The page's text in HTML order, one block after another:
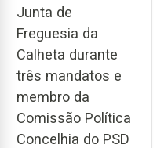
Junta de
Freguesia da
Calheta durante
três mandatos e
membro da
Comissão Política
Concelhia do PSD